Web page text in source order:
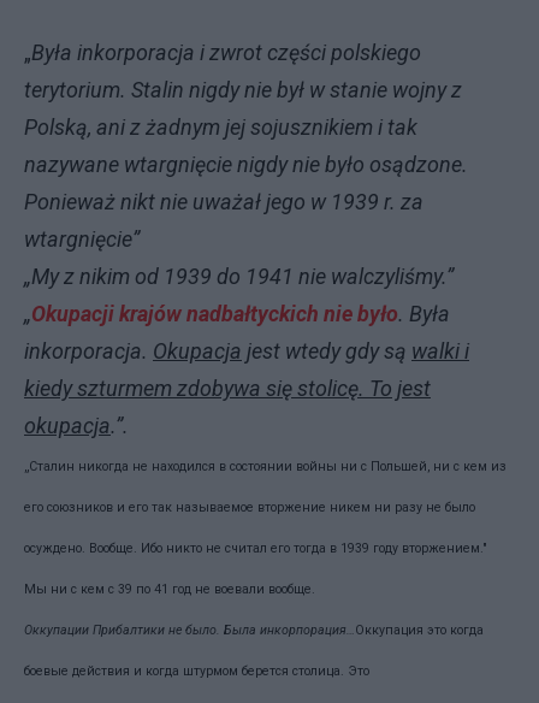
„Była inkorporacja i zwrot części polskiego
terytorium. Stalin nigdy nie był w stanie wojny z
Polską, ani z żadnym jej sojusznikiem i tak
nazywane wtargnięcie nigdy nie było osądzone.
Ponieważ nikt nie uważał jego w 1939 r. za
wtargnięcie”
„My z nikim od 1939 do 1941 nie walczyliśmy.”
„Okupacji krajów nadbałtyckich nie było. Była
inkorporacja. Okupacja jest wtedy gdy są walki i
kiedy szturmem zdobywa się stolicę. To jest
okupacja.”.
„Сталин никогда не находился в состоянии войны ни с Польшей, ни с кем из
его союзников и его так называемое вторжение никем ни разу не было
осуждено. Вообще. Ибо никто не считал его тогда в 1939 году вторжением."
Мы ни с кем с 39 по 41 год не воевали вообще.
Оккупации Прибалтики не было. Была инкорпорация…Оккупация это когда
боевые действия и когда штурмом берется столица. Это